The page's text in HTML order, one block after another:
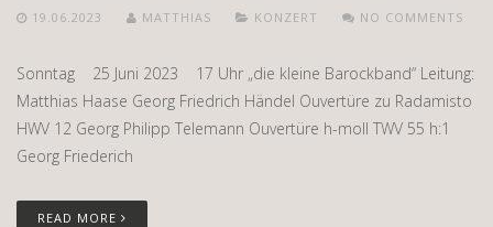
19.06.2023 MATTHIAS KONZERT NO COMMENTS
Sonntag 25 Juni 2023 17 Uhr „die kleine Barockband“ Leitung:
Matthias Haase Georg Friedrich Händel Ouvertüre zu Radamisto
HWV 12 Georg Philipp Telemann Ouvertüre h-moll TWV 55 h:1
Georg Friederich
READ MORE